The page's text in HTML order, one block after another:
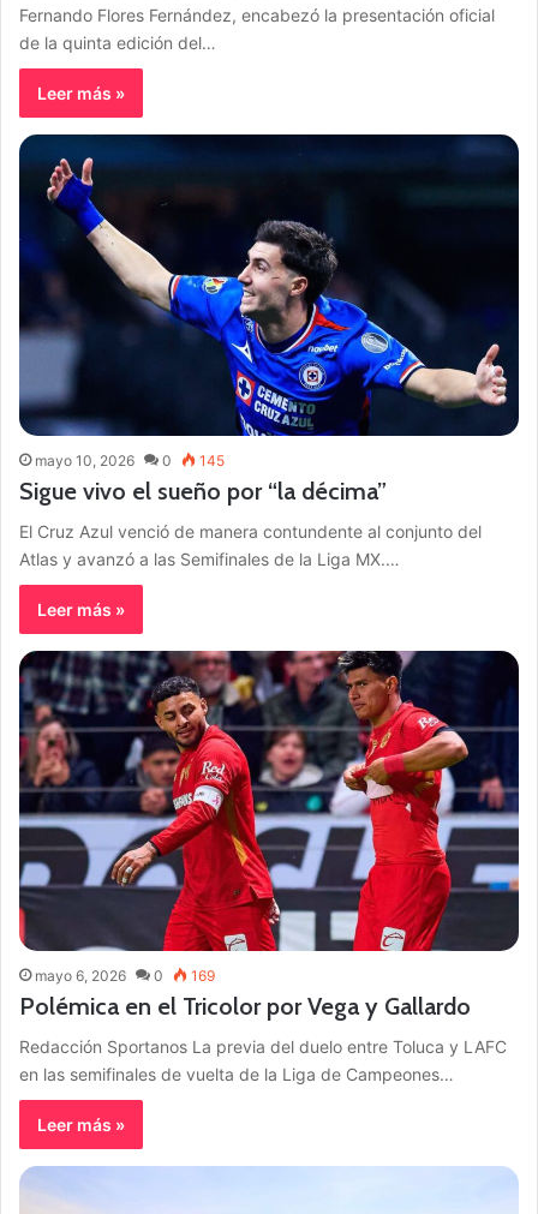
Fernando Flores Fernández, encabezó la presentación oficial
de la quinta edición del…
Leer más »
mayo 10, 2026 0 145
Sigue vivo el sueño por “la décima”
El Cruz Azul venció de manera contundente al conjunto del
Atlas y avanzó a las Semifinales de la Liga MX.…
Leer más »
mayo 6, 2026 0 169
Polémica en el Tricolor por Vega y Gallardo
Redacción Sportanos La previa del duelo entre Toluca y LAFC
en las semifinales de vuelta de la Liga de Campeones…
Leer más »